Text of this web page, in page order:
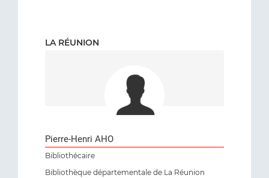
LA RÉUNION
Pierre-Henri AHO
Bibliothécaire
Bibliothèque départementale de La Réunion